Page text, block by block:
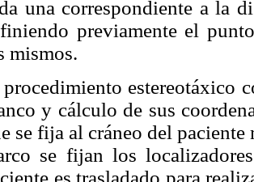
una correspondiente a la
previamente el
mismos.
estereotáxico
y cálculo de sus
se fija al cráneo del
se fijan los
es trasladado para